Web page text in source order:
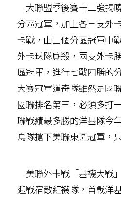
大聯盟季後賽十二強揭
分區冠軍，加上各三支外
卡戰，由三個分區冠軍中
外卡球隊廝殺，兩支外卡
區冠軍，進行七戰四勝的
大賽冠軍道奇隊雖然是國
國聯排名第三，必須多打
聯戰績最多勝的洋基隊今
鳥隊搶下美聯東區冠軍，
美聯外卡戰「基襪大戰
迎戰宿敵紅襪隊，首戰洋